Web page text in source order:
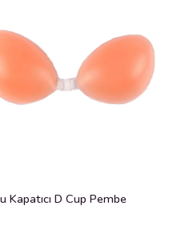
Kapatıcı D Cup Pembe